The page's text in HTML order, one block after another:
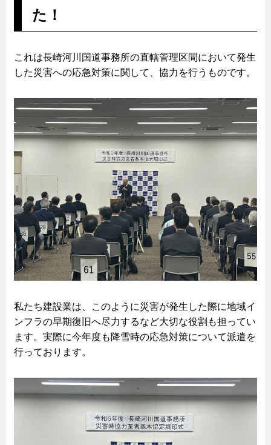
た！
これは長崎河川国道事務所の直轄管理区間において発生
した災害への応急対策に関して、協力を行うものです。
私たち建設業は、このように災害が発生した際に地域イ
ンフラの早期復旧へ尽力するなど大切な役割も担ってい
ます。実際に今年度も降雪時の応急対策について派遣を
行っております。